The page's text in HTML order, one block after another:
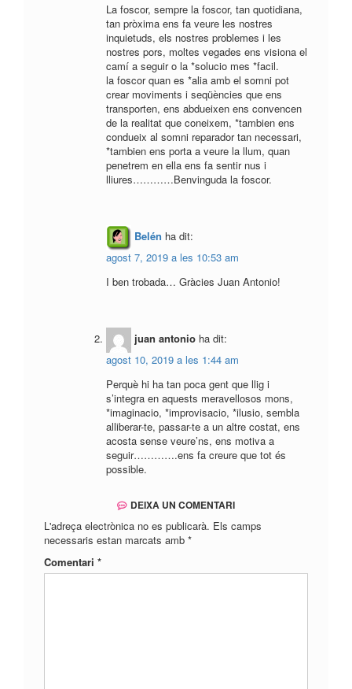
La foscor, sempre la foscor, tan quotidiana,
tan pròxima ens fa veure les nostres
inquietuds, els nostres problemes i les
nostres pors, moltes vegades ens visiona el
camí a seguir o la *solucio mes *facil.
la foscor quan es *alia amb el somni pot
crear moviments i seqüències que ens
transporten, ens abdueixen ens convencen
de la realitat que coneixem, *tambien ens
condueix al somni reparador tan necessari,
*tambien ens porta a veure la llum, quan
penetrem en ella ens fa sentir nus i
lliures…………Benvinguda la foscor.
Belén ha dit:
agost 7, 2019 a les 10:53 am
I ben trobada… Gràcies Juan Antonio!
juan antonio ha dit:
agost 10, 2019 a les 1:44 am
Perquè hi ha tan poca gent que llig i
s’integra en aquests meravellosos mons,
*imaginacio, *improvisacio, *ilusio, sembla
alliberar-te, passar-te a un altre costat, ens
acosta sense veure’ns, ens motiva a
seguir………….ens fa creure que tot és
possible.
DEIXA UN COMENTARI
L'adreça electrònica no es publicarà. Els camps
necessaris estan marcats amb *
Comentari *